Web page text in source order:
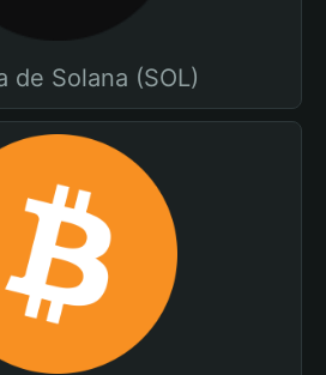
de Solana (SOL)